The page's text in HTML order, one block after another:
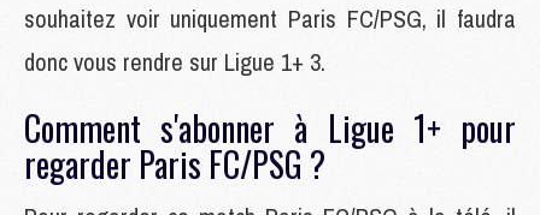
souhaitez voir uniquement Paris FC/PSG, il faudra
donc vous rendre sur Ligue 1+ 3.
Comment s'abonner à Ligue 1+ pour
regarder Paris FC/PSG ?